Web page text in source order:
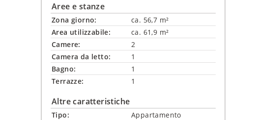
Aree e stanze
Zona giorno:
ca. 56,7 m²
Area utilizzabile:
ca. 61,9 m²
Camere:
2
Camera da letto:
1
Bagno:
1
Terrazze:
1
Altre caratteristiche
Tipo:
Appartamento